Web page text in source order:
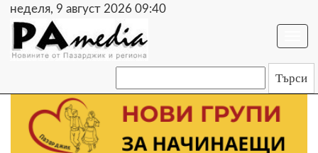
неделя, 9 август 2026 09:40